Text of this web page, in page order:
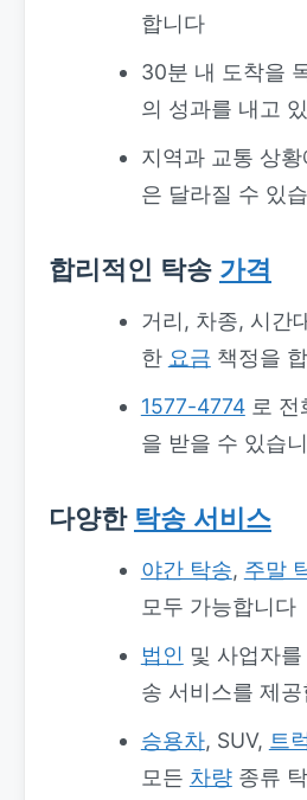
합니다
30분 내 도착을
의 성과를 내고
지역과 교통 상
은 달라질 수 있
합리적인 탁송 가격
거리, 차종, 시간
한 요금 책정을
1577-4774로 전
을 받을 수 있습
다양한 탁송 서비스
야간 탁송, 주말
모두 가능합니다
법인 및 사업자
송 서비스를 제
승용차, SUV, 트
모든 차량종류